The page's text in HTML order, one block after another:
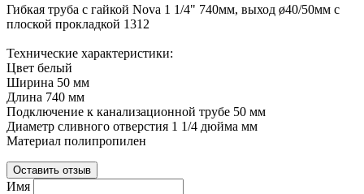
Гибкая труба с гайкой Nova 1 1/4" 740мм, выход ø40/50мм с
плоской прокладкой 1312
Технические характеристики:
Цвет белый
Ширина 50 мм
Длина 740 мм
Подключение к канализационной трубе 50 мм
Диаметр сливного отверстия 1 1/4 дюйма мм
Материал полипропилен
Оставить отзыв
Имя